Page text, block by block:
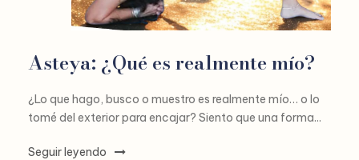
Asteya: ¿Qué es realmente mío?
¿Lo que hago, busco o muestro es realmente mío… o lo
tomé del exterior para encajar? Siento que una forma...
Seguir leyendo